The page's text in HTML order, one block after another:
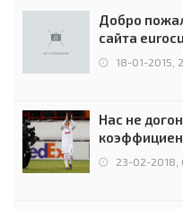
Добро
сайта
18-01-2015,
Нас не
Россией
23-02-2018,